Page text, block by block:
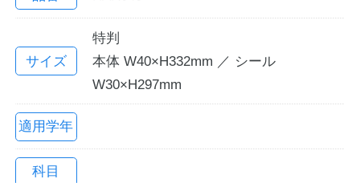
お問い合わせ
English
サイズ
特判
本体 W40×H332mm ／ シール
W30×H297mm
適用学年
科目